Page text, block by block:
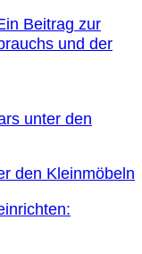
Beitrag zur
und der
den Kleinmöbeln